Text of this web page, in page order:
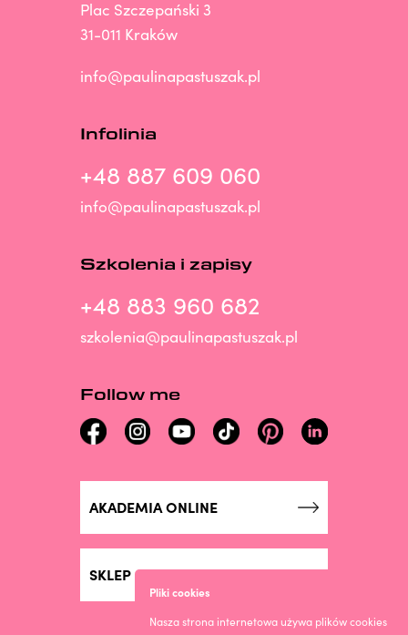
Plac Szczepański 3
31-011 Kraków
info@paulinapastuszak.pl
Infolinia
+48 887 609 060
info@paulinapastuszak.pl
Szkolenia i zapisy
+48 883 960 682
szkolenia@paulinapastuszak.pl
Follow me
AKADEMIA ONLINE
SKLEP ONLINE
Pliki cookies
Nasza strona internetowa używa plików cookies